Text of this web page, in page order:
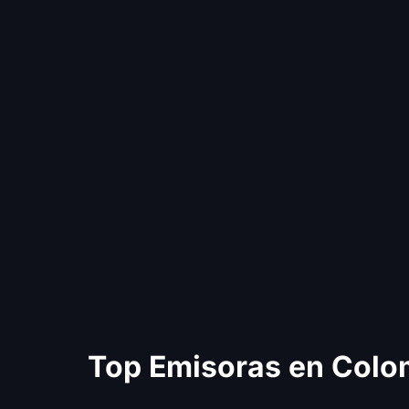
Top Emisoras en